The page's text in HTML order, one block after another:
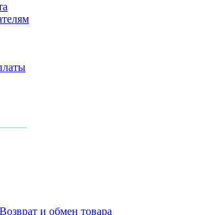
Возврат и обмен товара